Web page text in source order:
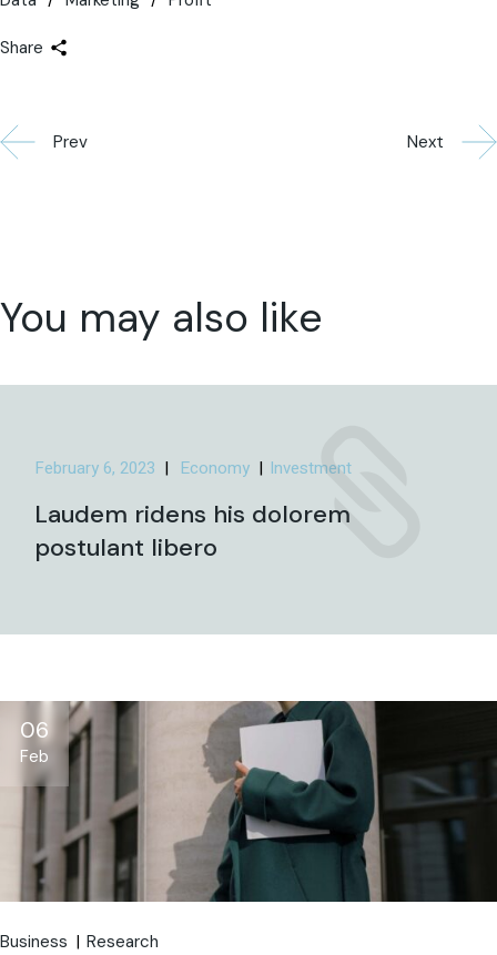
Share
Prev Next
You may also like
February 6, 2023 Economy Investment
Laudem ridens his dolorem
postulant libero
06
Feb
Business Research